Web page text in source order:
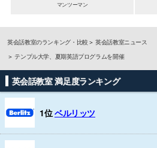
マンツーマン
英会話教室のランキング・比較
英会話教室ニュース
テンプル大学、夏期英語プログラムを開催
英会話教室 満足度ランキング
1位ベルリッツ